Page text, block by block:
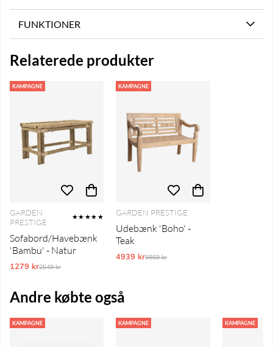
FUNKTIONER
Relaterede produkter
KAMPAGNE
GARDEN
PRESTIGE
★★★★★
Sofabord/Havebænk
'Bambu' - Natur
1279 krOrdinarie pris:
2549 kr
KAMPAGNE
GARDEN PRESTIGE
Udebænk 'Boho' -
Teak
4939 krOrdinarie pris:
9869 kr
Andre købte også
KAMPAGNE KAMPAGNE KAMPAGNE